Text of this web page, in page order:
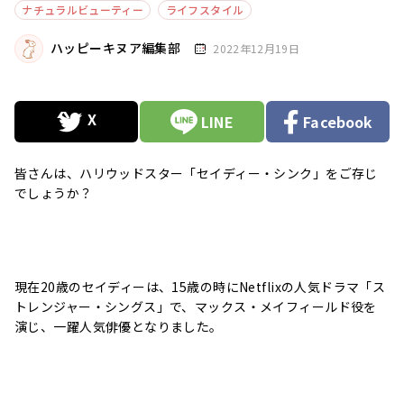
ナチュラルビューティー
ライフスタイル
ハッピーキヌア編集部 2022年12月19日
LINE Facebook
皆さんは、ハリウッドスター「セイディー・シンク」をご存じ
でしょうか？
現在20歳のセイディーは、15歳の時にNetflixの人気ドラマ「ス
トレンジャー・シングス」で、マックス・メイフィールド役を
演じ、一躍人気俳優となりました。